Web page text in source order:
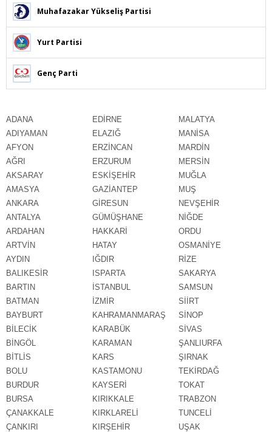
ADANA
ADIYAMAN
AFYON
AĞRI
AKSARAY
AMASYA
ANKARA
ANTALYA
ARDAHAN
ARTVİN
AYDIN
BALIKESİR
BARTIN
BATMAN
BAYBURT
BİLECİK
BİNGÖL
BİTLİS
BOLU
BURDUR
BURSA
ÇANAKKALE
ÇANKIRI
EDİRNE
ELAZIĞ
ERZİNCAN
ERZURUM
ESKİŞEHİR
GAZİANTEP
GİRESUN
GÜMÜŞHANE
HAKKARİ
HATAY
IĞDIR
ISPARTA
İSTANBUL
İZMİR
KAHRAMANMARAŞ
KARABÜK
KARAMAN
KARS
KASTAMONU
KAYSERİ
KIRIKKALE
KIRKLARELİ
KIRŞEHİR
MALATYA
MANİSA
MARDİN
MERSİN
MUĞLA
MUŞ
NEVŞEHİR
NİĞDE
ORDU
OSMANİYE
RİZE
SAKARYA
SAMSUN
SİİRT
SİNOP
SİVAS
ŞANLIURFA
ŞIRNAK
TEKİRDAĞ
TOKAT
TRABZON
TUNCELİ
UŞAK
Muhafazakar Yükseliş Partisi
Yurt Partisi
Genç Parti